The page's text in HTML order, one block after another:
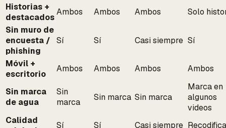
Historias +
destacados
Ambos Ambos Ambos
Solo
Sin muro de
encuesta /
phishing
Sí Sí Casi siempre Sí
Móvil +
escritorio
Ambos Ambos Ambos Ambos
Sin marca
de agua
Sin
marca
Sin marca Sin marca
Marca en
algunos
videos
Calidad
Sí Sí Casi siempre